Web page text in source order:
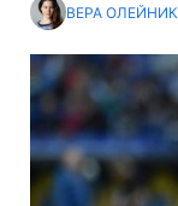
ВЕРА ОЛЕЙНИК